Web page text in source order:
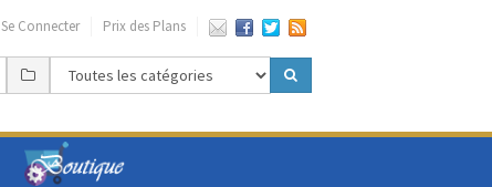
Se Connecter Prix des Plans